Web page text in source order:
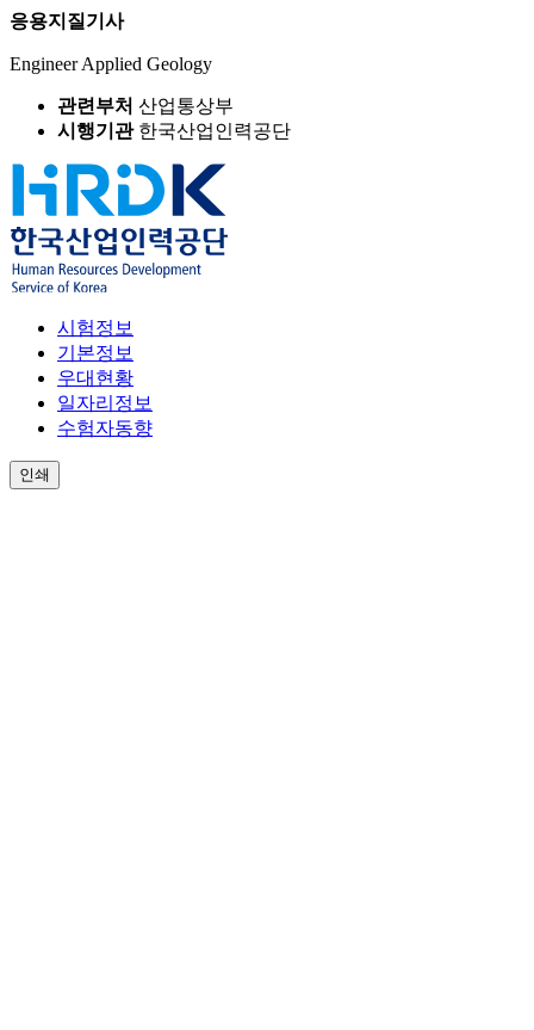
응용지질기사
Engineer Applied Geology
관련부처 산업통상부
시행기관한국산업인력공단
시험정보
기본정보
우대현황
일자리정보
수험자동향
인쇄